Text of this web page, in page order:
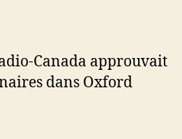
Canada approuvait
dans Oxford